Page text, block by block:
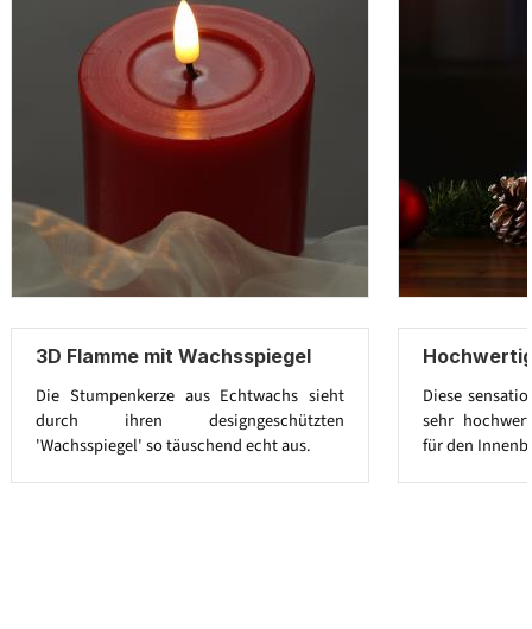
3D Flamme mit Wachsspiegel
Die Stumpenkerze aus Echtwachs sieht
durch ihren designgeschützten
'Wachsspiegel' so täuschend echt aus.
Diese
sehr
für den